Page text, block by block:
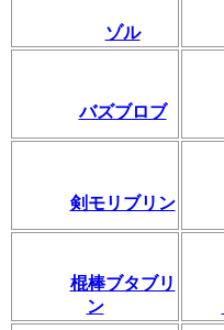
ゾル
バズブロブ
剣モリブリン
棍棒ブタブリ
ン